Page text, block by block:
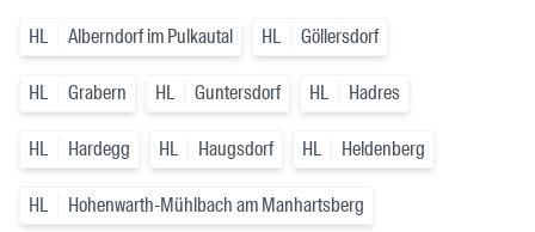
HL Alberndorf im Pulkautal HL Göllersdorf
HL Grabern HL Guntersdorf HL Hadres
HL Hardegg HL Haugsdorf HL Heldenberg
HL Hohenwarth-Mühlbach am Manhartsberg